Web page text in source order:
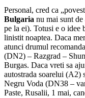
Personal, cred ca
Bulgaria nu mai sunt
pe la ei). Totusi e o idee
linistit noaptea. Daca
atunci drumul
(DN2) – Razgrad –
Burgas. Daca vreti sa
autostrada soarelui (A2)
Negru Voda (DN38 –
Paste, Rusalii, 1 mai,